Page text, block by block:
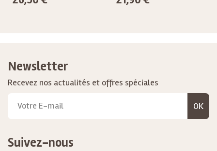
Newsletter
Recevez nos actualités et offres spéciales
OK
Suivez-nous